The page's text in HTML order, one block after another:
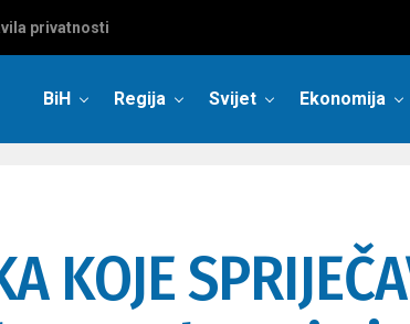
privatnosti
BiH Regija Svijet Ekonomija
KOJE